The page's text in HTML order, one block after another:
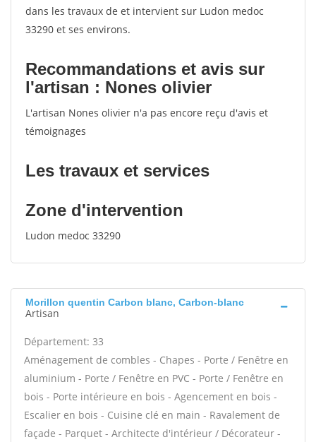
dans les travaux de et intervient sur Ludon medoc
33290 et ses environs.
Recommandations et avis sur
l'artisan : Nones olivier
L'artisan Nones olivier n'a pas encore reçu d'avis et
témoignages
Les travaux et services
Zone d'intervention
Ludon medoc 33290
Morillon quentin Carbon blanc, Carbon-blanc
Artisan
Département: 33
Aménagement de combles - Chapes - Porte / Fenêtre en
aluminium - Porte / Fenêtre en PVC - Porte / Fenêtre en
bois - Porte intérieure en bois - Agencement en bois -
Escalier en bois - Cuisine clé en main - Ravalement de
façade - Parquet - Architecte d'intérieur / Décorateur -